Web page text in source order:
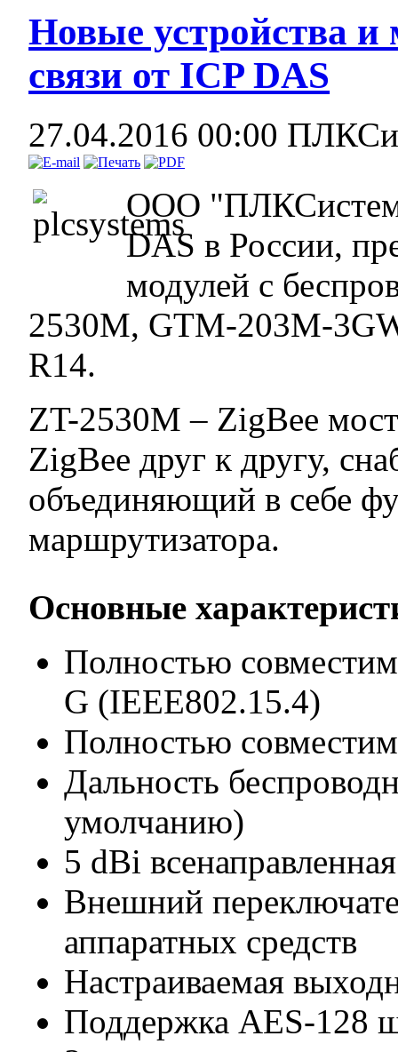
Новые устройства и
связи от ICP DAS
27.04.2016 00:00
ООО
DAS в России,
модулей с
2530M, GTM-203M-
R14.
ZT-2530M – ZigBee
ZigBee друг к другу,
объединяющий в себе
маршрутизатора.
Основные
Полностью
G (IEEE802.15.4)
Полностью
Дальность
умолчанию)
5 dBi
Внешний
аппаратных средств
Настраиваемая
Поддержка AES-128